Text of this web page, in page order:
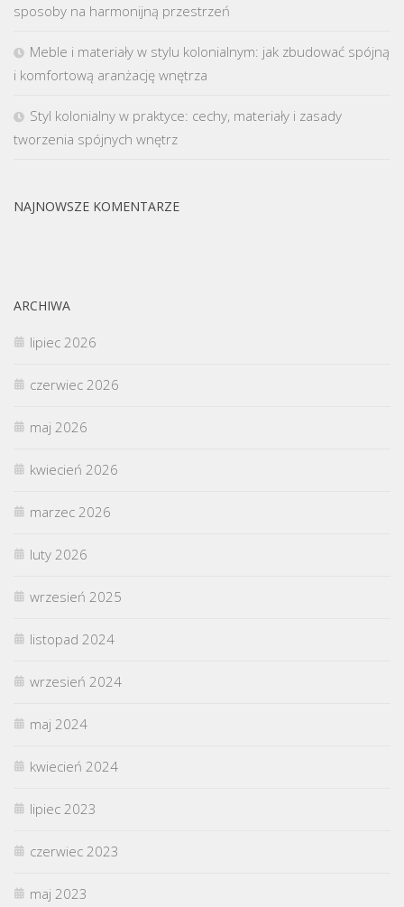
sposoby na harmonijną przestrzeń
Meble i materiały w stylu kolonialnym: jak zbudować spójną
i komfortową aranżację wnętrza
Styl kolonialny w praktyce: cechy, materiały i zasady
tworzenia spójnych wnętrz
NAJNOWSZE KOMENTARZE
ARCHIWA
lipiec 2026
czerwiec 2026
maj 2026
kwiecień 2026
marzec 2026
luty 2026
wrzesień 2025
listopad 2024
wrzesień 2024
maj 2024
kwiecień 2024
lipiec 2023
czerwiec 2023
maj 2023